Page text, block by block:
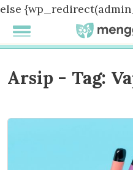
else
Arsip - Tag: